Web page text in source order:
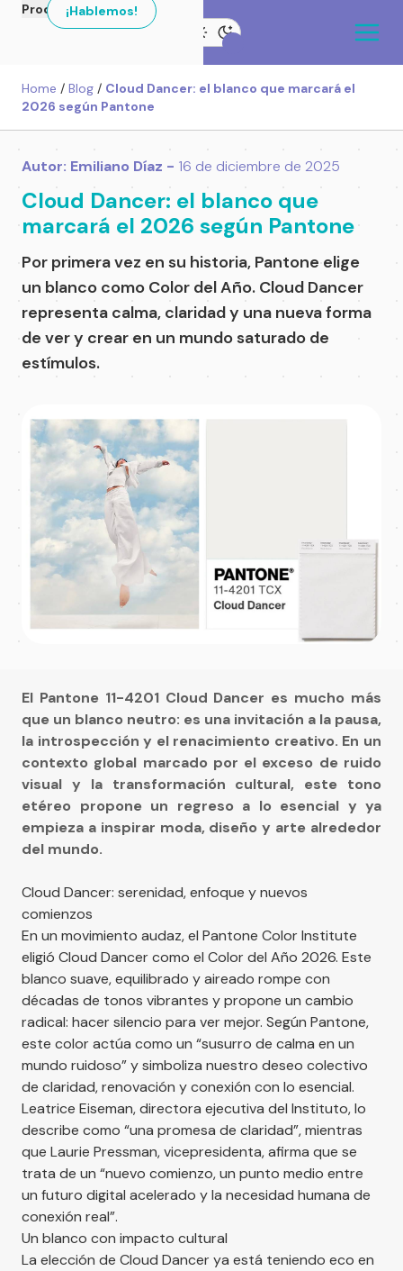
Productos¡Hablemos!
Home / Blog / Cloud Dancer: el blanco que marcará el
2026 según Pantone
Autor: Emiliano Díaz - 16 de diciembre de 2025
Cloud Dancer: el blanco que
marcará el 2026 según Pantone
Por primera vez en su historia, Pantone elige
un blanco como Color del Año. Cloud Dancer
representa calma, claridad y una nueva forma
de ver y crear en un mundo saturado de
estímulos.
El Pantone 11-4201 Cloud Dancer es mucho más
que un blanco neutro: es una invitación a la pausa,
la introspección y el renacimiento creativo. En un
contexto global marcado por el exceso de ruido
visual y la transformación cultural, este tono
etéreo propone un regreso a lo esencial y ya
empieza a inspirar moda, diseño y arte alrededor
del mundo.
Cloud Dancer: serenidad, enfoque y nuevos
comienzos
En un movimiento audaz, el Pantone Color Institute
eligió Cloud Dancer como el Color del Año 2026. Este
blanco suave, equilibrado y aireado rompe con
décadas de tonos vibrantes y propone un cambio
radical: hacer silencio para ver mejor. Según Pantone,
este color actúa como un “susurro de calma en un
mundo ruidoso” y simboliza nuestro deseo colectivo
de claridad, renovación y conexión con lo esencial.
Leatrice Eiseman, directora ejecutiva del Instituto, lo
describe como “una promesa de claridad”, mientras
que Laurie Pressman, vicepresidenta, afirma que se
trata de un “nuevo comienzo, un punto medio entre
un futuro digital acelerado y la necesidad humana de
conexión real”.
Un blanco con impacto cultural
La elección de Cloud Dancer ya está teniendo eco en